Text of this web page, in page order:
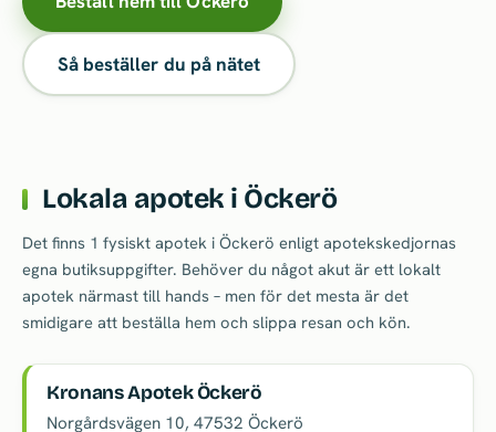
Så beställer du på nätet
Lokala apotek i Öckerö
Det finns 1 fysiskt apotek i Öckerö enligt apotekskedjornas
egna butiksuppgifter. Behöver du något akut är ett lokalt
apotek närmast till hands – men för det mesta är det
smidigare att beställa hem och slippa resan och kön.
Kronans Apotek Öckerö
Norgårdsvägen 10, 47532 Öckerö